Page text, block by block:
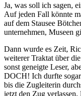
Ja, was soll ich sagen,
Auf jeden Fall könnte
auf dem Stausee
unternehmen, Museen
Dann wurde es Zeit,
weiterer Traktat über
sonst geneigte Leser,
DOCH! Ich durfte
bis die Zugleiterin
jetzt den Zug verlassen.